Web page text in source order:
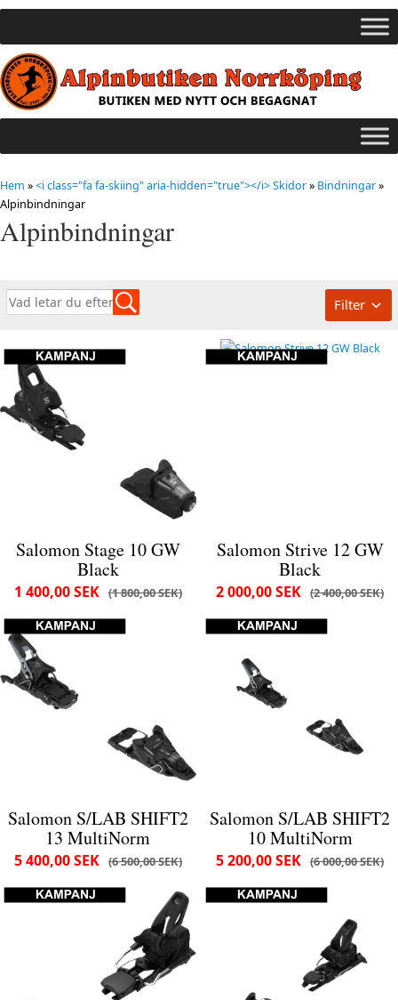
Hem »<i class="fa fa-skiing" aria-hidden="true"></i> Skidor» Bindningar»
Alpinbindningar
Alpinbindningar
Filter
Salomon Stage 10 GW
Black
1 800,00 SEK
1 400,00 SEK
Salomon Strive 12 GW
Black
2 400,00 SEK
2 000,00 SEK
Salomon S/LAB SHIFT2
13 MultiNorm
6 500,00 SEK
5 400,00 SEK
Salomon S/LAB SHIFT2
10 MultiNorm
6 000,00 SEK
5 200,00 SEK